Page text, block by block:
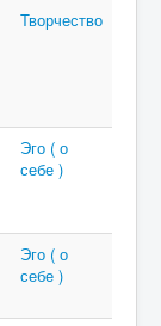
Творчество
Эго ( о
себе )
Эго ( о
себе )